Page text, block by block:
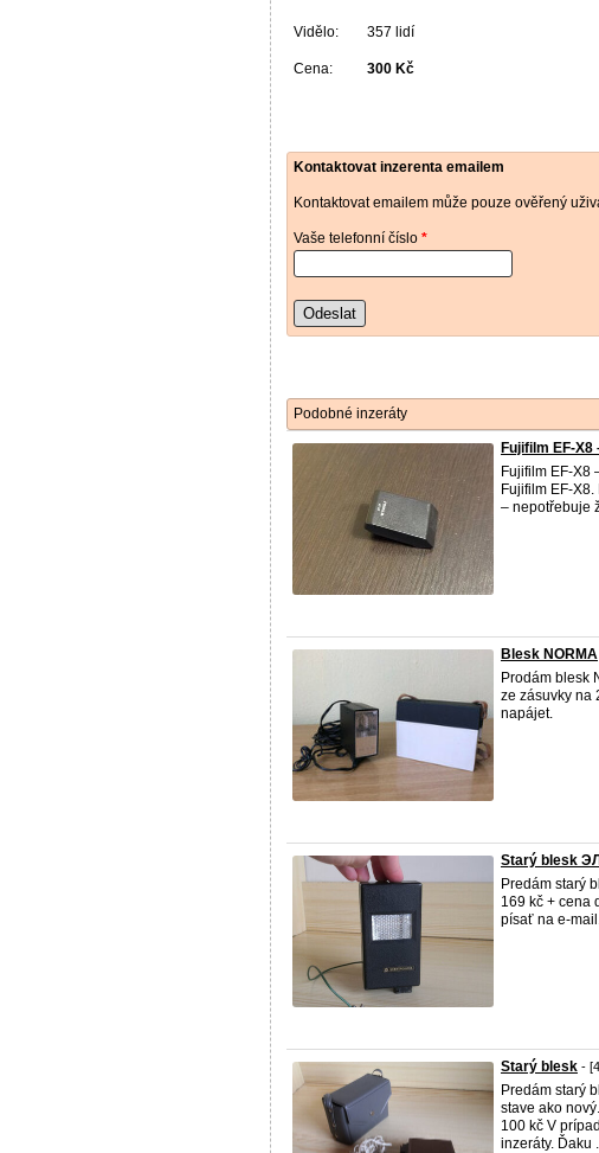
Vidělo: 357 lidí
Cena: 300 Kč
Kontaktovat inzerenta emailem
Kontaktovat emailem může pouze ověřený
Vaše telefonní číslo *
Odeslat
Podobné inzeráty
Fujifilm EF-X8
Fujifilm EF-X8
Fujifilm EF-
– nepotřebuje
Blesk NORMA
Prodám blesk
ze zásuvky na
napájet.
Starý blesk
Predám starý
169 kč + cena
písať na e-
Starý blesk -
Predám starý
stave ako
100 kč V
inzeráty. Ďaku